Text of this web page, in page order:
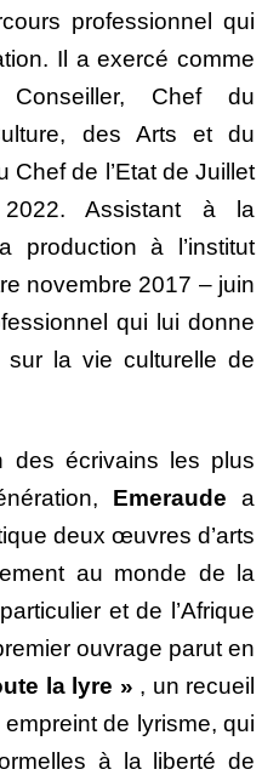
professionnel qui
Il a exercé comme
Chef du
des Arts et du
Chef de l’Etat de Juillet
Assistant à la
production à l’institut
novembre 2017 – juin
qui lui donne
sur la vie culturelle de
des écrivains les plus
Emeraude a
deux œuvres d’arts
au monde de la
et de l’Afrique
ouvrage parut en
la lyre » , un recueil
de lyrisme, qui
à la liberté de